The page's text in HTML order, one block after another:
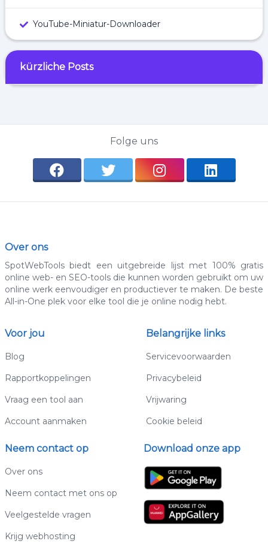
YouTube-Miniatur-Downloader
kürzliche Posts
Folge uns
Over ons
SpotWebTools biedt een uitgebreide lijst met 100% gratis
online web- en SEO-tools die kunnen worden gebruikt om uw
online werk eenvoudiger en productiever te maken. De beste
All-in-One plek voor elke tool die je online nodig hebt.
Voor jou
Blog
Rapportkoppelingen
Vraag een tool aan
Account aanmaken
Belangrijke links
Servicevoorwaarden
Privacybeleid
Vrijwaring
Cookie beleid
Neem contact op
Over ons
Neem contact met ons op
Veelgestelde vragen
Krijg webhosting
Download onze app